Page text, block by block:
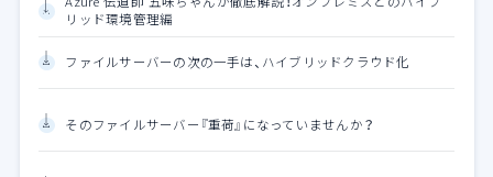
リッド環境管理編
ファイルサーバーの次の一手は、ハイブリッドクラウド化
そのファイルサーバー『重荷』になっていませんか？